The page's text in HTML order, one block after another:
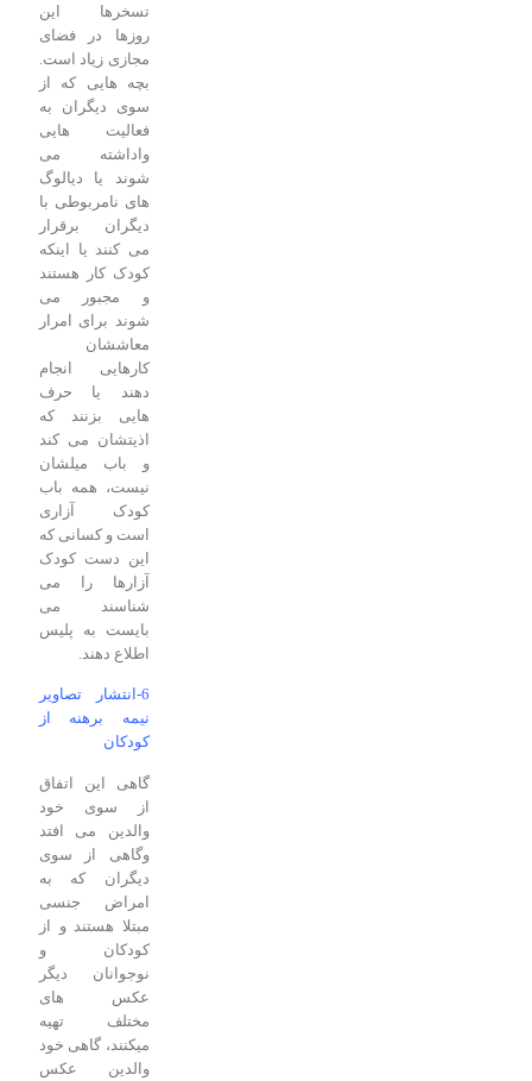
تسخرها این
روزها در فضای
مجازی زیاد است.
بچه هایی که از
سوی دیگران به
فعالیت هایی
واداشته می
شوند یا دیالوگ
های نامربوطی با
دیگران برقرار
می کنند یا اینکه
کودک کار هستند
و مجبور می
شوند برای امرار
معاششان
کارهایی انجام
دهند یا حرف
هایی بزنند که
اذیتشان می کند
و باب میلشان
نیست، همه باب
کودک آزاری
است و کسانی که
این دست کودک
آزارها را می
شناسند می
بایست به پلیس
اطلاع دهند.
6-انتشار تصاویر
نیمه برهنه از
گاهی این اتفاق
از سوی خود
والدین می افتد
وگاهی از سوی
دیگران که به
امراض جنسی
مبتلا هستند و از
کودکان و
نوجوانان دیگر
عکس های
مختلف تهیه
میکنند، گاهی خود
والدین عکس